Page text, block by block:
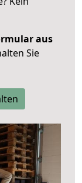
aus
Sie